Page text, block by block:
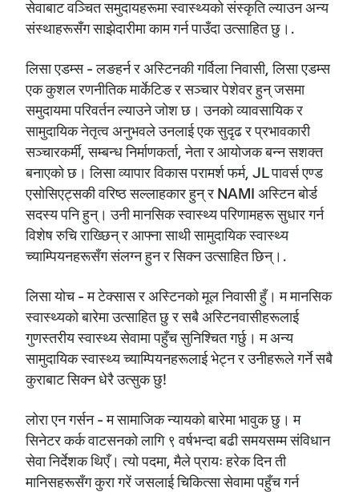
सेवाबाट वञ्चित समुदायहरूमा स्वास्थ्यको संस्कृति ल्याउन अन्य
संस्थाहरूसँग साझेदारीमा काम गर्न पाउँदा उत्साहित छु।.
लिसा एडम्स - लङहर्न र अस्टिनकी गर्विला निवासी, लिसा एडम्स
एक कुशल रणनीतिक मार्केटिङ र सञ्चार पेशेवर हुन् जसमा
समुदायमा परिवर्तन ल्याउने जोश छ। उनको व्यावसायिक र
सामुदायिक नेतृत्व अनुभवले उनलाई एक सुदृढ र प्रभावकारी
सञ्चारकर्मी, सम्बन्ध निर्माणकर्ता, नेता र आयोजक बन्न सशक्त
बनाएको छ। लिसा व्यापार विकास परामर्श फर्म, JL पावर्स एण्ड
एसोसिएट्सकी वरिष्ठ सल्लाहकार हुन् र NAMI अस्टिन बोर्ड
सदस्य पनि हुन्। उनी मानसिक स्वास्थ्य परिणामहरू सुधार गर्न
विशेष रुचि राख्छिन् र आफ्ना साथी सामुदायिक स्वास्थ्य
च्याम्पियनहरूसँग संलग्न हुन र सिक्न उत्साहित छिन्।.
लिसा योच - म टेक्सास र अस्टिनको मूल निवासी हुँ। म मानसिक
स्वास्थ्यको बारेमा उत्साहित छु र सबै अस्टिनवासीहरूलाई
गुणस्तरीय स्वास्थ्य सेवामा पहुँच सुनिश्चित गर्छु। म अन्य
सामुदायिक स्वास्थ्य च्याम्पियनहरूलाई भेट्न र उनीहरूले गर्ने सबै
कुराबाट सिक्न धेरै उत्सुक छु!
लोरा एन गर्सन - म सामाजिक न्यायको बारेमा भावुक छु। म
सिनेटर कर्क वाटसनको लागि ९ वर्षभन्दा बढी समयसम्म संविधान
सेवा निर्देशक थिएँ। त्यो पदमा, मैले प्रायः हरेक दिन ती
मानिसहरूसँग कुरा गरें जसलाई चिकित्सा सेवामा पहुँच गर्न